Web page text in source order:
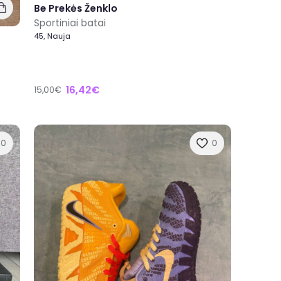
Be Prekės Ženklo
Sportiniai batai
45, Nauja
15,00€ 16,42€
0 0